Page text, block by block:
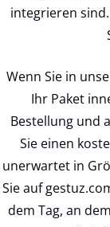
integrieren
Wenn Sie in
Ihr Paket
Bestellung und
Sie einen
unerwartet in
Sie auf
dem Tag, an